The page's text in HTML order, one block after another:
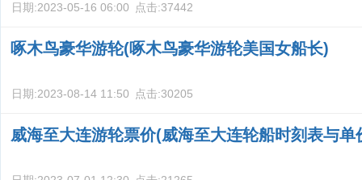
日期:2023-05-16 06:00 点击:37442
啄木鸟豪华游轮(啄木鸟豪华游轮美国女船长)
日期:2023-08-14 11:50 点击:30205
威海至大连游轮票价(威海至大连轮船时刻表与单